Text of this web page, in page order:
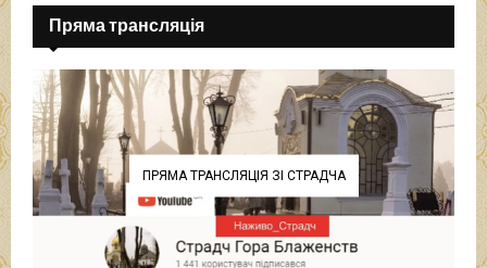
Пряма трансляція
ПРЯМА ТРАНСЛЯЦІЯ ЗІ СТРАДЧА